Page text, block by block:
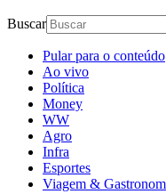
Buscar
Pular para o conteúdo
Ao vivo
Política
Money
WW
Agro
Infra
Esportes
Viagem &